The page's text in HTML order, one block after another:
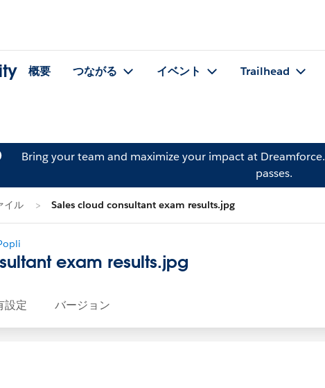
概要 つながる イベント Trailhead
Bring your team and maximize your impact at Dreamforce.
passes.
イル Sales cloud consultant exam results.jpg
exam results.jpg
設定 バージョン